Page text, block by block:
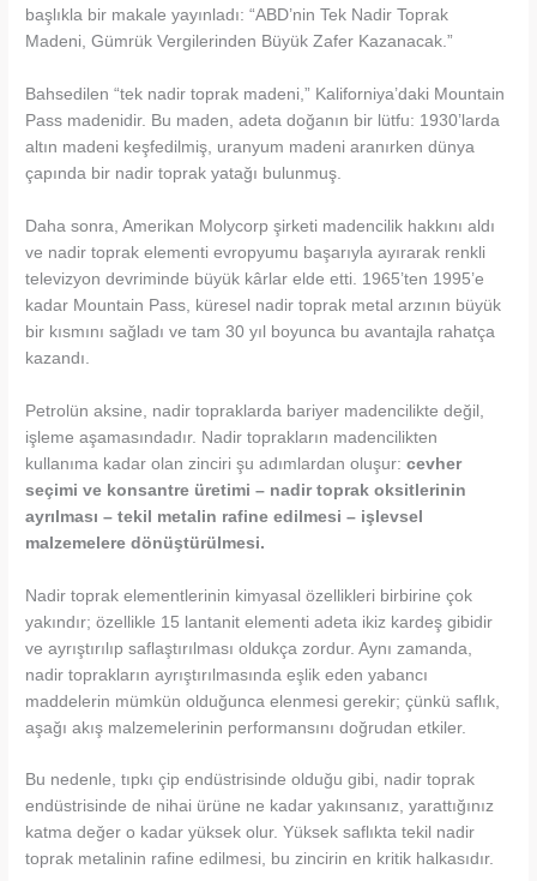
başlıkla bir makale yayınladı: “ABD’nin Tek Nadir Toprak
Madeni, Gümrük Vergilerinden Büyük Zafer Kazanacak.”
Bahsedilen “tek nadir toprak madeni,” Kaliforniya’daki Mountain
Pass madenidir. Bu maden, adeta doğanın bir lütfu: 1930’larda
altın madeni keşfedilmiş, uranyum madeni aranırken dünya
çapında bir nadir toprak yatağı bulunmuş.
Daha sonra, Amerikan Molycorp şirketi madencilik hakkını aldı
ve nadir toprak elementi evropyumu başarıyla ayırarak renkli
televizyon devriminde büyük kârlar elde etti. 1965’ten 1995’e
kadar Mountain Pass, küresel nadir toprak metal arzının büyük
bir kısmını sağladı ve tam 30 yıl boyunca bu avantajla rahatça
kazandı.
Petrolün aksine, nadir topraklarda bariyer madencilikte değil,
işleme aşamasındadır. Nadir toprakların madencilikten
kullanıma kadar olan zinciri şu adımlardan oluşur:cevher
seçimi ve konsantre üretimi – nadir toprak oksitlerinin
ayrılması – tekil metalin rafine edilmesi – işlevsel
malzemelere dönüştürülmesi.
Nadir toprak elementlerinin kimyasal özellikleri birbirine çok
yakındır; özellikle 15 lantanit elementi adeta ikiz kardeş gibidir
ve ayrıştırılıp saflaştırılması oldukça zordur. Aynı zamanda,
nadir toprakların ayrıştırılmasında eşlik eden yabancı
maddelerin mümkün olduğunca elenmesi gerekir; çünkü saflık,
aşağı akış malzemelerinin performansını doğrudan etkiler.
Bu nedenle, tıpkı çip endüstrisinde olduğu gibi, nadir toprak
endüstrisinde de nihai ürüne ne kadar yakınsanız, yarattığınız
katma değer o kadar yüksek olur. Yüksek saflıkta tekil nadir
toprak metalinin rafine edilmesi, bu zincirin en kritik halkasıdır.